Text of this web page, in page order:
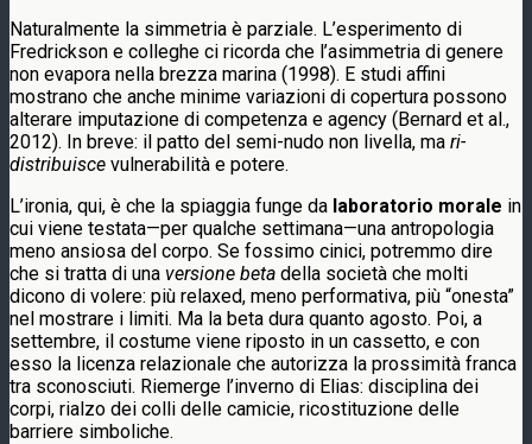
Naturalmente la simmetria è parziale. L’esperimento di
Fredrickson e colleghe ci ricorda che l’asimmetria di genere
non evapora nella brezza marina (1998). E studi affini
mostrano che anche minime variazioni di copertura possono
alterare imputazione di competenza e agency (Bernard et al.,
2012). In breve: il patto del semi-nudo non livella, ma ri-
distribuisce vulnerabilità e potere.
L’ironia, qui, è che la spiaggia funge da laboratorio morale in
cui viene testata—per qualche settimana—una antropologia
meno ansiosa del corpo. Se fossimo cinici, potremmo dire
che si tratta di una versione beta della società che molti
dicono di volere: più relaxed, meno performativa, più “onesta”
nel mostrare i limiti. Ma la beta dura quanto agosto. Poi, a
settembre, il costume viene riposto in un cassetto, e con
esso la licenza relazionale che autorizza la prossimità franca
tra sconosciuti. Riemerge l’inverno di Elias: disciplina dei
corpi, rialzo dei colli delle camicie, ricostituzione delle
barriere simboliche.